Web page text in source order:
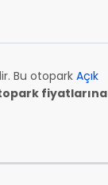
Bu otoparkAçık
fiyatlarına